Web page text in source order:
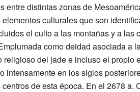
entre distintas zonas de
culturales que son
el culto a las montañas y a las
como deidad asociada a
religioso del jade e incluso el propio
intensamente en los siglos
de esta época. En el 2678 a.